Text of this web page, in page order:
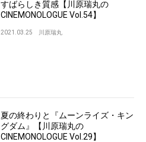
すばらしき質感【川原瑞丸の
CINEMONOLOGUE Vol.54】
2021.03.25 川原瑞丸
夏の終わりと『ムーンライズ・キン
グダム』【川原瑞丸の
CINEMONOLOGUE Vol.29】